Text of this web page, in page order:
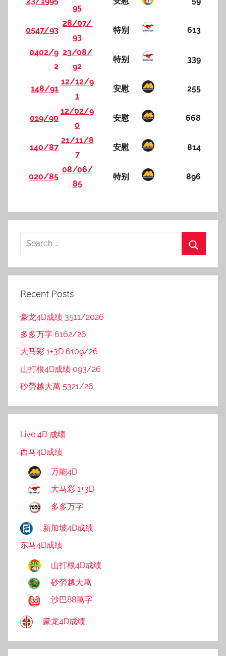
95
0547/93
28/07/
93
特别 613
0402/9
2
23/08/
92
特别 339
148/91
12/12/9
1
安慰 255
019/90
12/02/9
0
安慰 668
140/87
21/11/8
7
安慰 814
020/85
08/06/
85
特别 896
Recent Posts
豪龙4D成绩 3511/2026
多多万字 6162/26
大马彩 1+3D 6109/26
山打根4D成绩 093/26
砂勞越大萬 5321/26
Live 4D 成绩
西马4D成绩
万能4D
大马彩 1+3D
多多万字
新加坡4D成绩
东马4D成绩
山打根4D成绩
砂勞越大萬
沙巴88萬字
豪龙4D成绩